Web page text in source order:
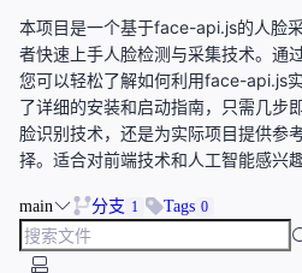
本项目是一个基于face-api.js的人脸
者快速上手人脸检测与采集技术。通
您可以轻松了解如何利用face-api.js
了详细的安装和启动指南，只需几步
脸识别技术，还是为实际项目提供参
择。适合对前端技术和人工智能感兴
main 分支 1 Tags 0